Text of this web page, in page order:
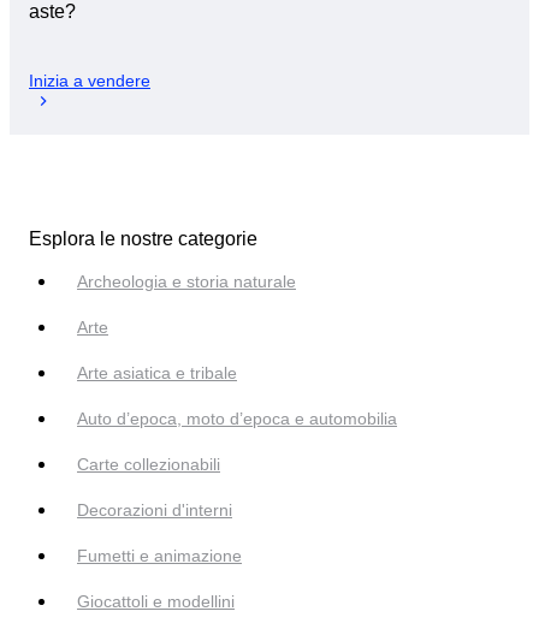
aste?
Inizia a vendere
Esplora le nostre categorie
Archeologia e storia naturale
Arte
Arte asiatica e tribale
Auto d’epoca, moto d’epoca e automobilia
Carte collezionabili
Decorazioni d'interni
Fumetti e animazione
Giocattoli e modellini